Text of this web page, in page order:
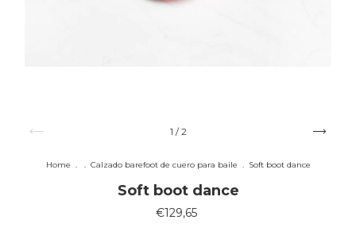
1 /2
Home . . Calzado barefoot de cuero para baile . Soft boot dance
Soft boot dance
€129,65